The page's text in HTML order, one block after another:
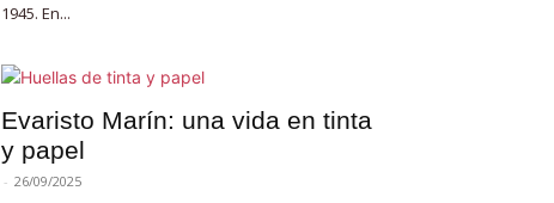
1945. En...
Evaristo Marín: una vida en tinta
y papel
- 26/09/2025